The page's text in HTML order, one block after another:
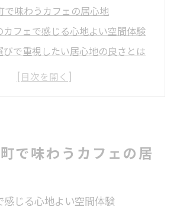
で味わうカフェの居心地
カフェで感じる心地よい空間体験
びで重視したい居心地の良さとは
間を楽しめるカフェの特徴解説
おしゃれ空間で叶える特別な時間
で味わうカフェの居
感じる心地よい空間体験